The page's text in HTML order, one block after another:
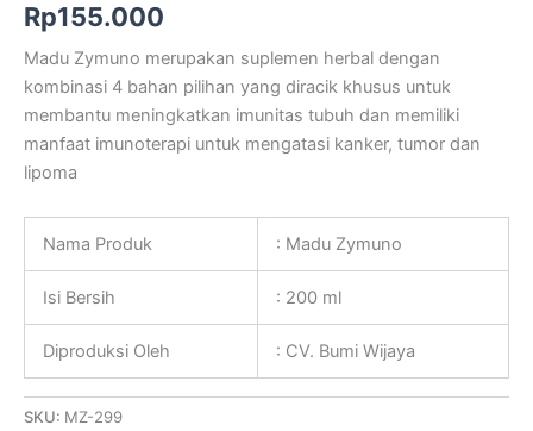
Rp155.000
Madu Zymuno merupakan suplemen herbal dengan
kombinasi 4 bahan pilihan yang diracik khusus untuk
membantu meningkatkan imunitas tubuh dan memiliki
manfaat imunoterapi untuk mengatasi kanker, tumor dan
lipoma
Nama Produk : Madu Zymuno
Isi Bersih : 200 ml
Diproduksi Oleh : CV. Bumi Wijaya
SKU: MZ-299